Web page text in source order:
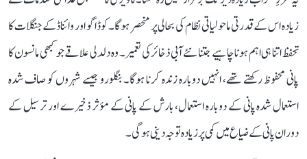
زیادہ اس کے قدرتی ماحولیاتی نظام کی بحالی پر منحصر ہوگا۔ کوڈاگو اور وائناڈ کے جنگلات کا
تحفظ اتنا ہی اہم ہونا چاہیے جتنا نئے آبی ذخائر کی تعمیر۔ وہ دلدلی علاقے جو کبھی مانسون کا
پانی محفوظ رکھتے تھے، انہیں دوبارہ زندہ کرنا ہوگا۔ بنگلورو جیسے شہروں کو صاف شدہ
استعمال شدہ پانی کے دوبارہ استعمال، بارش کے پانی کے مؤثر ذخیرے اور ترسیل کے
دوران پانی کے ضیاع میں کمی پر زیادہ توجہ دینی ہوگی۔